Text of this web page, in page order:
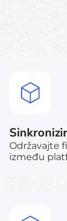
Održavajte
između